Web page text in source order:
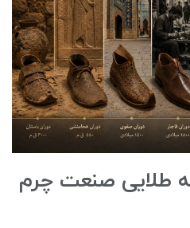
طلایی صنعت چرم